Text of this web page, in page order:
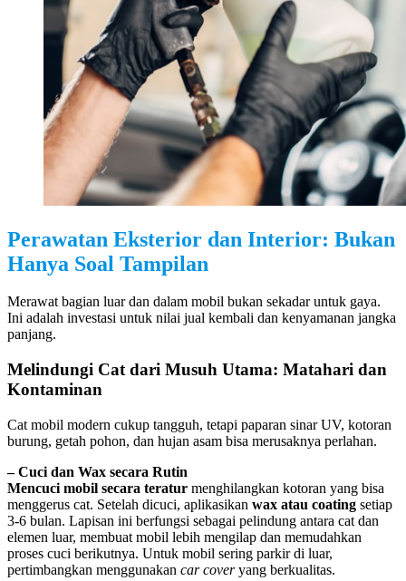
Perawatan Eksterior dan Interior: Bukan
Hanya Soal Tampilan
Merawat bagian luar dan dalam mobil bukan sekadar untuk gaya.
Ini adalah investasi untuk nilai jual kembali dan kenyamanan jangka
panjang.
Melindungi Cat dari Musuh Utama: Matahari dan
Kontaminan
Cat mobil modern cukup tangguh, tetapi paparan sinar UV, kotoran
burung, getah pohon, dan hujan asam bisa merusaknya perlahan.
– Cuci dan Wax secara Rutin
Mencuci mobil secara teratur menghilangkan kotoran yang bisa
menggerus cat. Setelah dicuci, aplikasikan wax atau coating setiap
3-6 bulan. Lapisan ini berfungsi sebagai pelindung antara cat dan
elemen luar, membuat mobil lebih mengilap dan memudahkan
proses cuci berikutnya. Untuk mobil sering parkir di luar,
pertimbangkan menggunakan car coveryang berkualitas.